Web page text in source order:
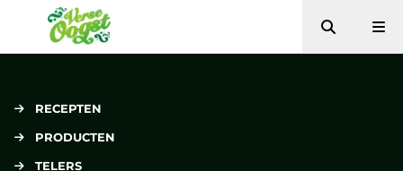
Verse Oogst
Zoeken
RECEPTEN
PRODUCTEN
TELERS